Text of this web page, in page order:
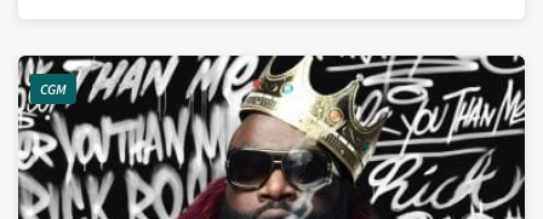
CGM